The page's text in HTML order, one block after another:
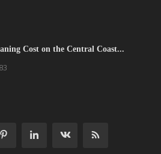
Cost on the Central Coast...
83